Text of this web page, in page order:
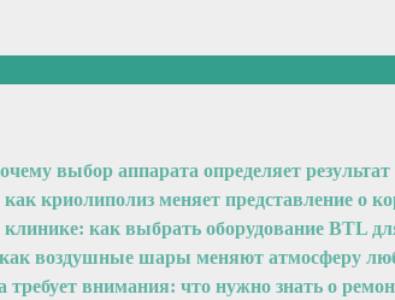
выбор аппарата определяет
криолиполиз меняет представление о
как выбрать оборудование BTL
воздушные шары меняют атмосферу
требует внимания: что нужно знать о